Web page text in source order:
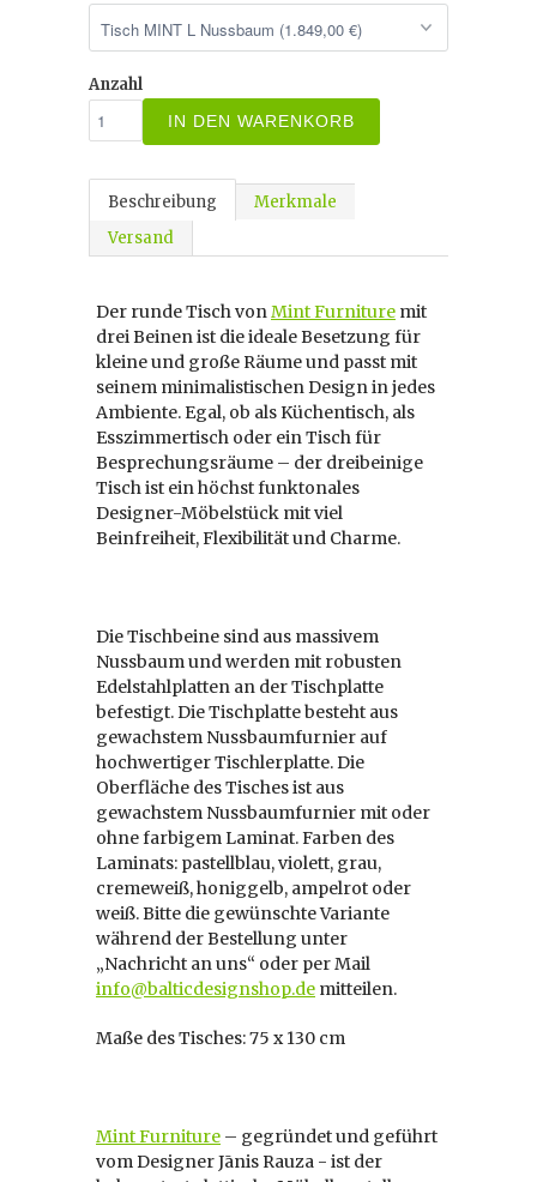
Anzahl
IN DEN WARENKORB
Beschreibung
Merkmale
Versand
Der runde Tisch vonMint Furniture mit
drei Beinen ist die ideale Besetzung für
kleine und große Räume und passt mit
seinem minimalistischen Design in jedes
Ambiente. Egal, ob als Küchentisch, als
Esszimmertisch oder ein Tisch für
Besprechungsräume – der dreibeinige
Tisch ist ein höchst funktonales
Designer-Möbelstück mit viel
Beinfreiheit, Flexibilität und Charme.
Die Tischbeine sind aus massivem
Nussbaum und werden mit robusten
Edelstahlplatten an der Tischplatte
befestigt. Die Tischplatte besteht aus
gewachstem Nussbaumfurnier auf
hochwertiger Tischlerplatte. Die
Oberfläche des Tisches ist aus
gewachstem Nussbaumfurnier mit oder
ohne farbigem Laminat. Farben des
Laminats: pastellblau, violett, grau,
cremeweiß, honiggelb, ampelrot oder
weiß. Bitte die gewünschte Variante
während der Bestellung unter
„Nachricht an uns“ oder per Mail
info@balticdesignshop.de mitteilen.
Maße des Tisches: 75 x 130 cm
Mint Furniture – gegründet und geführt
vom Designer Jānis Rauza - ist der